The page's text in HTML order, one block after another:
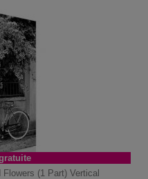
(1 Part) Vertical